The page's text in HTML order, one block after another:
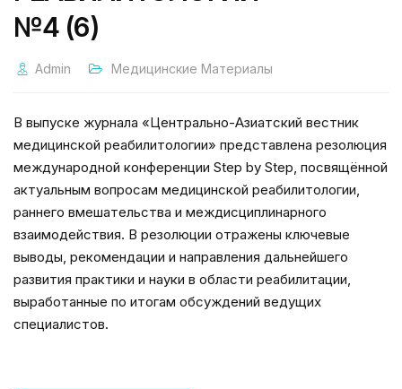
№4 (6)
Admin Медицинские Материалы
В выпуске журнала «Центрально-Азиатский вестник
медицинской реабилитологии» представлена резолюция
международной конференции Step by Step, посвящённой
актуальным вопросам медицинской реабилитологии,
раннего вмешательства и междисциплинарного
взаимодействия. В резолюции отражены ключевые
выводы, рекомендации и направления дальнейшего
развития практики и науки в области реабилитации,
выработанные по итогам обсуждений ведущих
специалистов.